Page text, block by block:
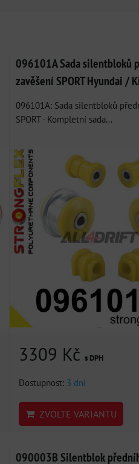
096101A Sada silentbloků
zavěšení SPORT Hyundai /
096101A: Sada silentbloků
SPORT - Kompletní sada...
3309 Kč s DPH
Dostupnost: 3 dni
ZVOLTE VARIANTU
090003B Silentblok